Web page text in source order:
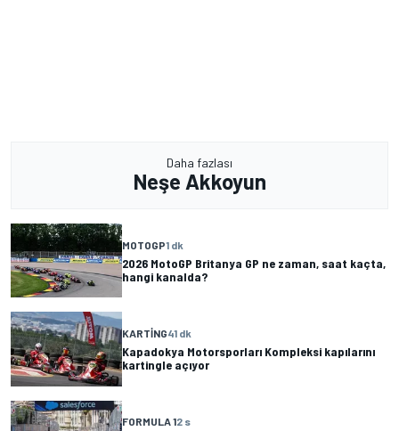
Daha fazlası
Neşe Akkoyun
MOTOGP1 dk
2026 MotoGP Britanya GP ne zaman, saat kaçta,
hangi kanalda?
KARTING41 dk
Kapadokya Motorsporları Kompleksi kapılarını
kartingle açıyor
FORMULA 12 s